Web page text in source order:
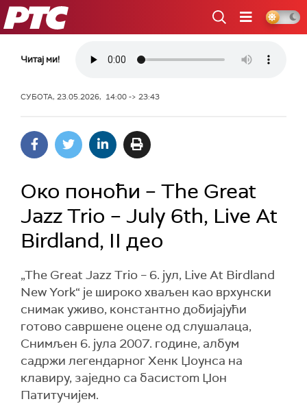
РТС
Читај ми!
СУБОТА, 23.05.2026, 14:00 -> 23:43
Око поноћи – The Great
Jazz Trio – July 6th, Live At
Birdland, II део
„The Great Jazz Trio – 6. јул, Live At Birdland
New York“ је широко хваљен као врхунски
снимак уживо, константно добијајући
готово савршене оцене од слушалаца,
Снимљен 6. јула 2007. године, албум
садржи легендарног Хенк Џоунса на
клавиру, заједно са басистоm Џон
Патитучијем.